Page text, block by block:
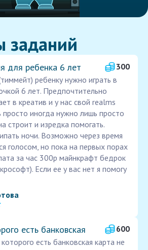
заданий
для ребенка 6 лет
300
ребенку нужно играть в
6 лет. Предпочтительно
в креатив и у нас свой realms
просто иногда нужно лишь просто
строит и изредка помогать.
ночи. Возможно через время
голосом, но пока на первых порах
за час 300р майнкрафт бедрок
Если ее у вас нет я помогу
есть банковская
600
есть банковская карта не